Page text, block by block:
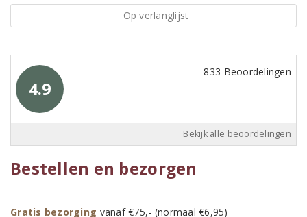
Op verlanglijst
4.9
833 Beoordelingen
Bekijk alle beoordelingen
Bestellen en bezorgen
Gratis bezorging vanaf €75,- (normaal €6,95)